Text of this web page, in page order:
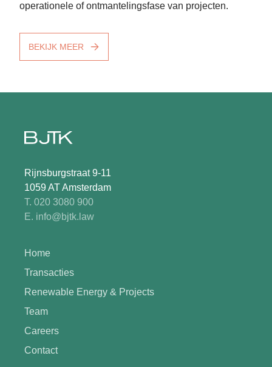
operationele of ontmantelingsfase van projecten.
BEKIJK MEER
Rijnsburgstraat 9-11
1059 AT Amsterdam
T. 020 3080 900
E. info@bjtk.law
Home
Transacties
Renewable Energy & Projects
Team
Careers
Contact